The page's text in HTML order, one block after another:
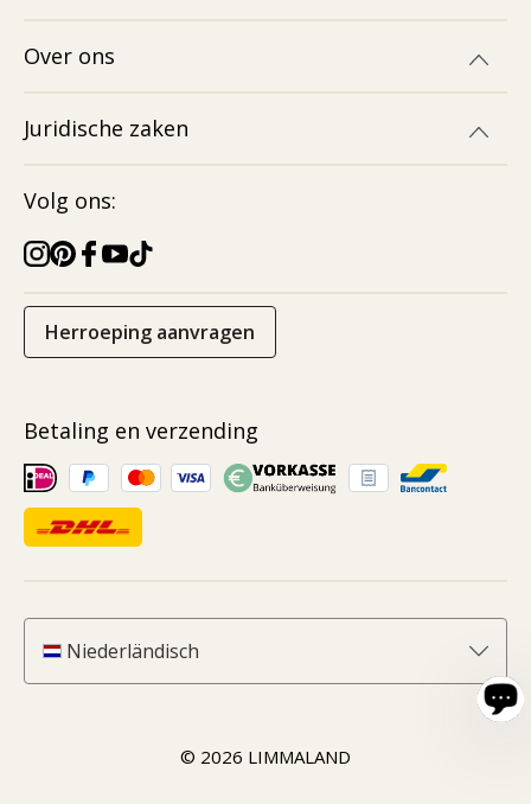
Over ons
Juridische zaken
Volg ons:
Herroeping aanvragen
Betaling en verzending
Niederländisch
© 2026 LIMMALAND